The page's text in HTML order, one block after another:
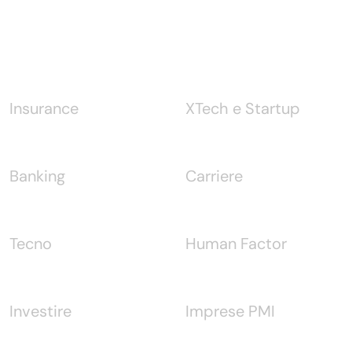
Insurance
Banking
Tecno
Investire
XTech e Startup
Carriere
Human Factor
Imprese PMI